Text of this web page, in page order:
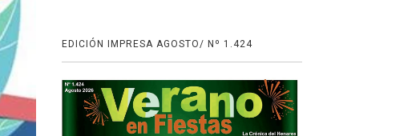
EDICIÓN IMPRESA AGOSTO/ Nº 1.424